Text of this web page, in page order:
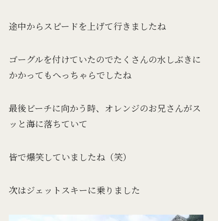
途中からスピードを上げて行きましたね
ゴーグルを付けていたのでたくさんの水しぶきに
かかってもへっちゃらでしたね
最後ビーチに向かう時、オレンジのお兄さんがス
ッと海に落ちていて
皆で爆笑していましたね（笑）
次はジェットスキーに乗りました